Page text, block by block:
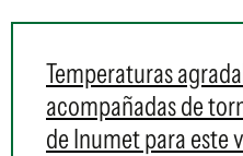
Temperaturas
acompañadas de
de Inumet para este